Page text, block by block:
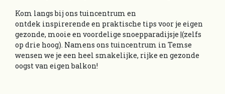
Kom langs bij ons tuincentrum en
ontdek inspirerende en praktische tips voor je eigen
gezonde, mooie en voordelige snoepparadijsje |(zelfs
op drie hoog). Namens ons tuincentrum in Temse
wensen we je een heel smakelijke, rijke en gezonde
oogst van eigen balkon!